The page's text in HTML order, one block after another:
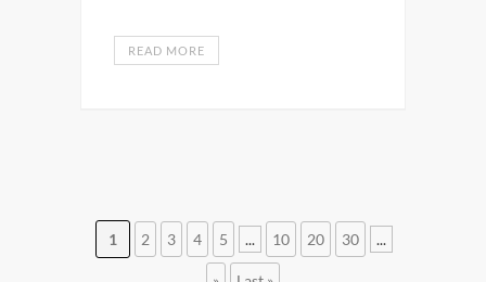
READ MORE
1 2 3 4 5 ... 10 20 30 ...